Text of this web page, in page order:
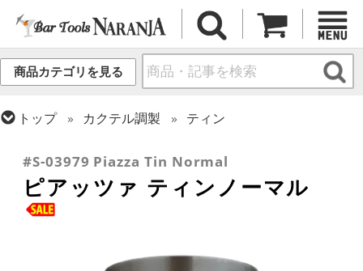
商品カテゴリを見る
トップ カクテル調製
ティン
#S-03979 Piazza Tin Normal
ピアッツァ ティンノーマル